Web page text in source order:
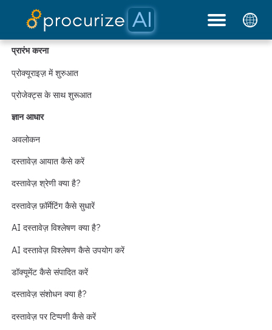
प्रारंभ करना
प्रोक्यूराइज़ में शुरुआत
प्रोजेक्ट्स के साथ शुरूआत
ज्ञान आधार
अवलोकन
दस्तावेज़ आयात कैसे करें
दस्तावेज़ श्रेणी क्या है?
दस्तावेज़ फ़ॉर्मेटिंग कैसे सुधारें
AI दस्तावेज़ विश्लेषण क्या है?
AI दस्तावेज़ विश्लेषण कैसे उपयोग करें
डॉक्यूमेंट कैसे संपादित करें
दस्तावेज़ संशोधन क्या है?
दस्तावेज़ पर टिप्पणी कैसे करें